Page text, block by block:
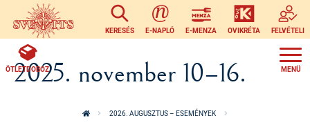
Ugrás a tartalomra
KERESÉS E-NAPLÓ E-MENZA OVIKRÉTA FELVÉTELI
ÖTLETDOBOZ
2025. november 10–16.
2026. AUGUSZTUS – ESEMÉNYEK